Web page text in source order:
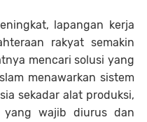
lapangan kerja
rakyat semakin
mencari solusi yang
menawarkan sistem
sekadar alat produksi,
yang wajib diurus dan